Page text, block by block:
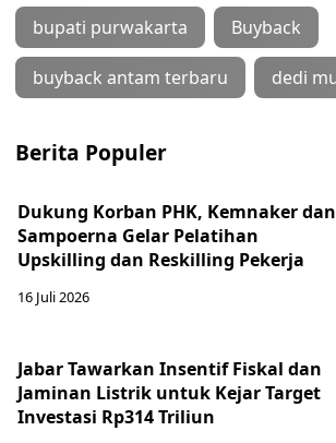
bupati purwakarta Buyback
buyback antam terbaru dedi
Berita Populer
Dukung Korban PHK, Kemnaker dan
Sampoerna Gelar Pelatihan
Upskilling dan Reskilling Pekerja
16 Juli 2026
Jabar Tawarkan Insentif Fiskal dan
Jaminan Listrik untuk Kejar Target
Investasi Rp314 Triliun